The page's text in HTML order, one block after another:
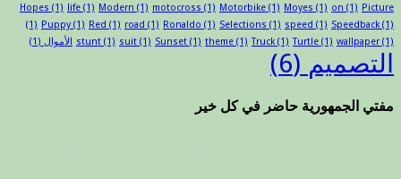
Hopes (1) life (1) Modern (1) motocross (1) Motorbike (1) Moyes (1) on (1) Picture
(1) Puppy (1) Red (1) road (1) Ronaldo (1) Selections (1) speed (1) Speedback(1)
stunt (1) suit (1) Sunset (1) theme (1) Truck(1) Turtle (1) wallpaper (1) الأموال (1)
التصميم (6)
مفتي الجمهورية حاضر في كل خير